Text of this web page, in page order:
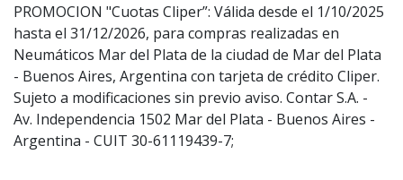
PROMOCION "Cuotas Cliper”: Válida desde el 1/10/2025
hasta el 31/12/2026, para compras realizadas en
Neumáticos Mar del Plata de la ciudad de Mar del Plata
- Buenos Aires, Argentina con tarjeta de crédito Cliper.
Sujeto a modificaciones sin previo aviso. Contar S.A. -
Av. Independencia 1502 Mar del Plata - Buenos Aires -
Argentina - CUIT 30-61119439-7;